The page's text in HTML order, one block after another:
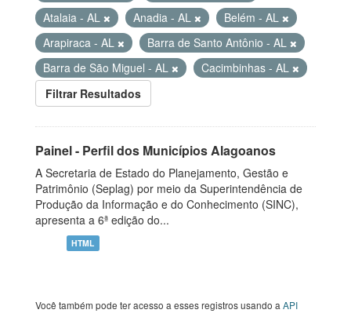
Atalaia - AL
Anadia - AL
Belém - AL
Arapiraca - AL
Barra de Santo Antônio - AL
Barra de São Miguel - AL
Cacimbinhas - AL
Filtrar Resultados
Painel - Perfil dos Municípios Alagoanos
A Secretaria de Estado do Planejamento, Gestão e
Patrimônio (Seplag) por meio da Superintendência de
Produção da Informação e do Conhecimento (SINC),
apresenta a 6ª edição do...
HTML
Você também pode ter acesso a esses registros usando a API